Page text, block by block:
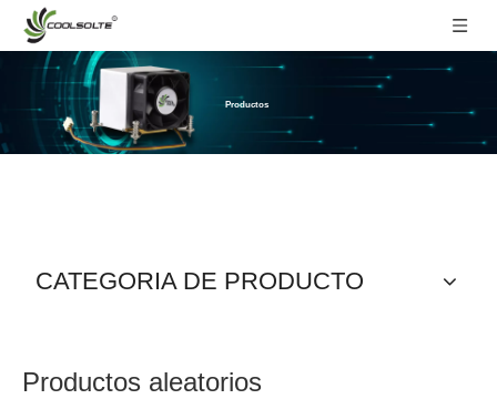
Productos
CATEGORIA DE PRODUCTO
Productos aleatorios